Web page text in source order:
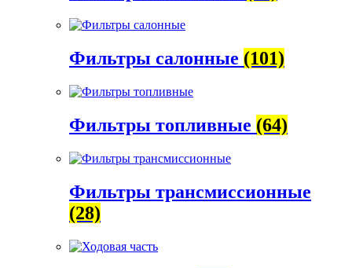
Фильтры салонные (101)
Фильтры топливные (64)
Фильтры трансмиссионные
(28)